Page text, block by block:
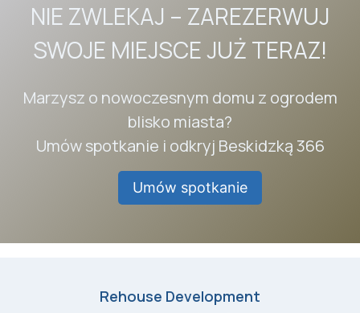
NIE ZWLEKAJ – ZAREZERWUJ
SWOJE MIEJSCE JUŻ TERAZ!
Marzysz o nowoczesnym domu z ogrodem
blisko miasta?
Umów spotkanie i odkryj Beskidzką 366
Umów spotkanie
Rehouse Development